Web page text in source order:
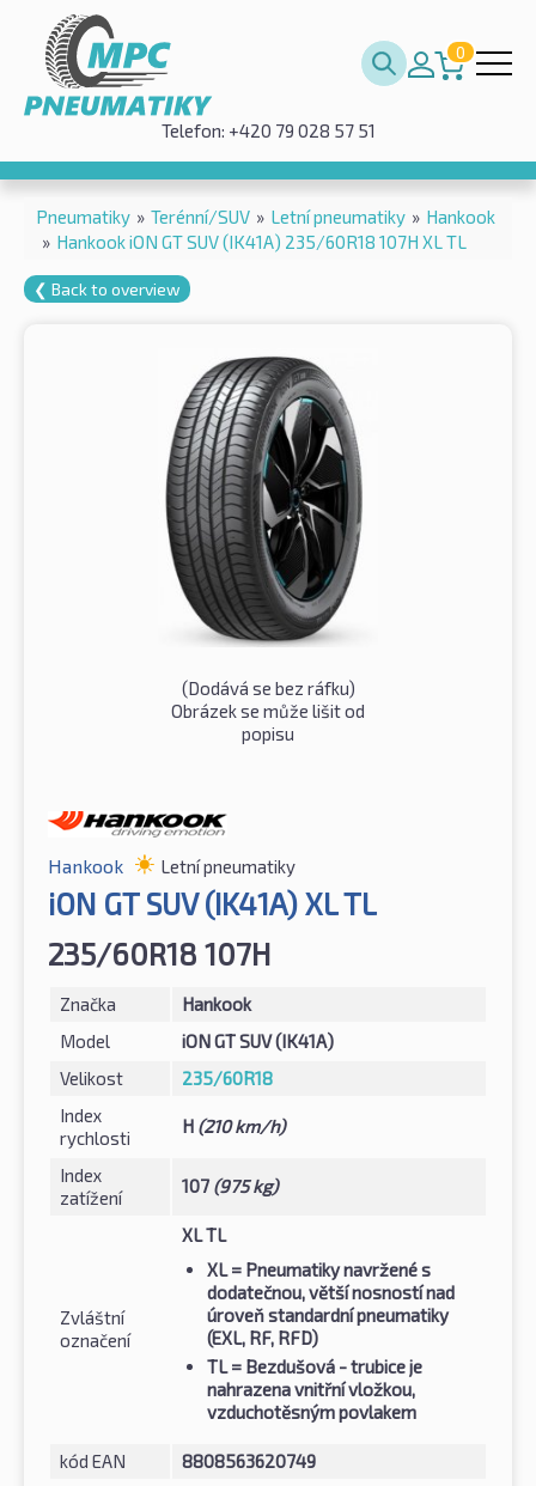
0
Telefon: +420 79 028 57 51
Pneumatiky » Terénní/SUV » Letní pneumatiky » Hankook
» Hankook iON GT SUV (IK41A) 235/60R18 107H XL TL
❮ Back to overview
(Dodává se bez ráfku)
Obrázek se může lišit od
popisu
Hankook Letní pneumatiky
iON GT SUV (IK41A) XL TL
235/60R18 107H
Značka
Hankook
Model
iON GT SUV (IK41A)
Velikost
235/60R18
Index
rychlosti
H (210 km/h)
Index
zatížení
107 (975 kg)
Zvláštní
označení
XL TL
XL= Pneumatiky navržené s
dodatečnou, větší nosností nad
úroveň standardní pneumatiky
(EXL, RF, RFD)
TL= Bezdušová - trubice je
nahrazena vnitřní vložkou,
vzduchotěsným povlakem
kód EAN 8808563620749